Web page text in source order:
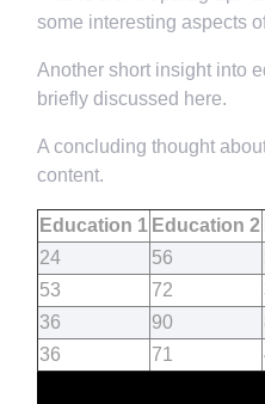
some interesting aspects
Another short insight into
briefly discussed here.
A concluding thought
content.
Education 1 Education 2
24
56
53
72
36
90
36
71